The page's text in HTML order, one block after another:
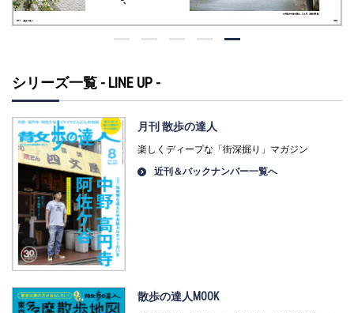
シリーズ一覧 - LINE UP -
月刊 散歩の達人
楽しくディープな「街深掘り」マガジン
近刊＆バックナンバー一覧へ
散歩の達人MOOK